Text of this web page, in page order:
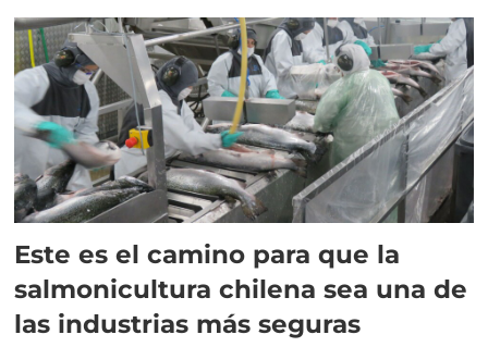
Este es el camino para que la
salmonicultura chilena sea una de
las industrias más seguras